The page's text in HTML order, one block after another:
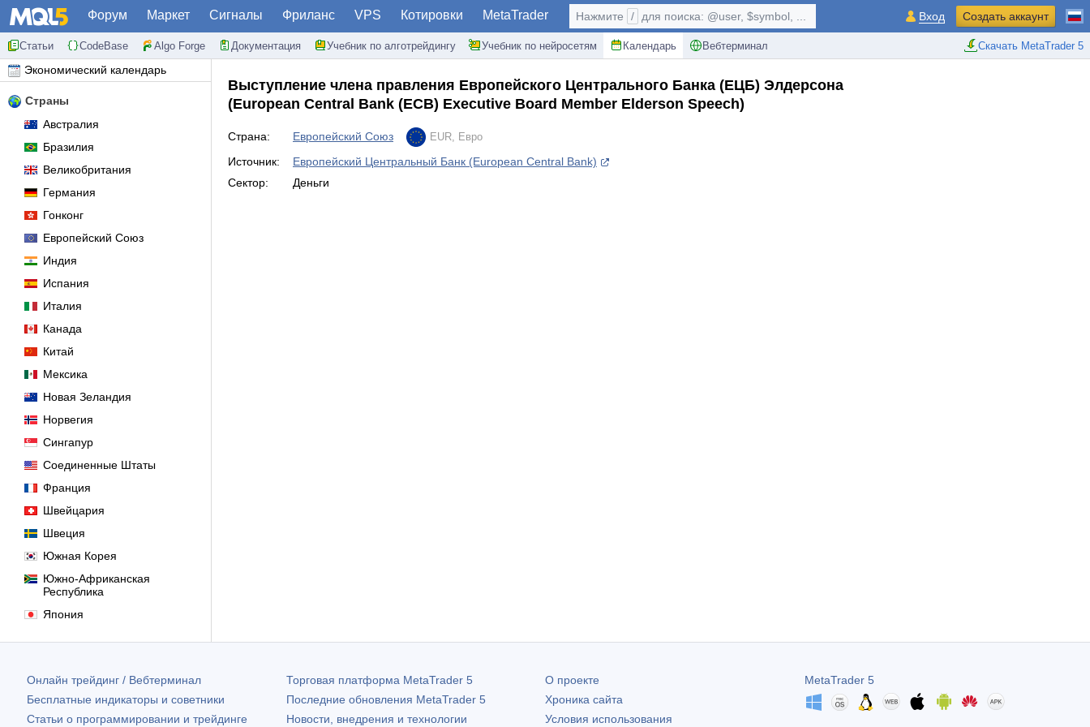
Форум Маркет Сигналы Фриланс VPS Котировки MetaTrader
Статьи CodeBase Algo Forge Документация Учебник по алготрейдингу Учебник по нейросетям Календарь Вебтерминал Скачать MetaTrader 5
Нажмите / для поиска: @user, $symbol, ... Вход Создать аккаунт
Экономический календарь
Страны
Австралия
Бразилия
Великобритания
Германия
Гонконг
Европейский Союз
Индия
Испания
Италия
Канада
Китай
Мексика
Новая Зеландия
Норвегия
Сингапур
Соединенные Штаты
Франция
Швейцария
Швеция
Южная Корея
Южно-Африканская
Республика
Япония
Выступление члена правления Европейского Центрального Банка (ЕЦБ) Элдерсона
(European Central Bank (ECB) Executive Board Member Elderson Speech)
Страна: Европейский Союз EUR, Евро
Источник:
Европейский Центральный Банк (European Central Bank)
Сектор:
Деньги
Онлайн трейдинг / Вебтерминал
Бесплатные индикаторы и советники
Статьи о программировании и трейдинге
Торговая платформа MetaTrader 5
Последние обновления MetaTrader 5
Новости, внедрения и технологии
О проекте
Хроника сайта
Условия использования
MetaTrader 5